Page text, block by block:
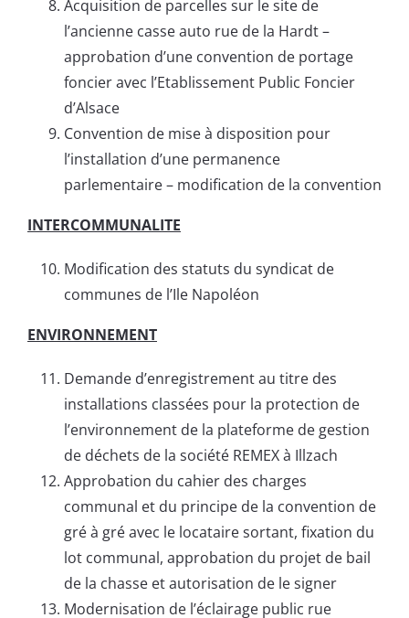
Acquisition de parcelles sur le site de
l’ancienne casse auto rue de la Hardt –
approbation d’une convention de portage
foncier avec l’Etablissement Public Foncier
d’Alsace
Convention de mise à disposition pour
l’installation d’une permanence
parlementaire – modification de la convention
INTERCOMMUNALITE
Modification des statuts du syndicat de
communes de l’Ile Napoléon
ENVIRONNEMENT
Demande d’enregistrement au titre des
installations classées pour la protection de
l’environnement de la plateforme de gestion
de déchets de la société REMEX à Illzach
Approbation du cahier des charges
communal et du principe de la convention de
gré à gré avec le locataire sortant, fixation du
lot communal, approbation du projet de bail
de la chasse et autorisation de le signer
Modernisation de l’éclairage public rue